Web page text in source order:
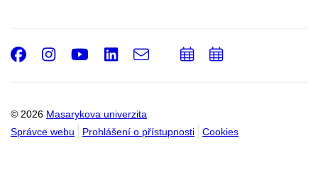
© 2026 Masarykova univerzita
Správce webu
Prohlášení o přístupnosti Cookies
Facebook
Instagram
Youtube
LinkedIn
e-
PřidatPřidat